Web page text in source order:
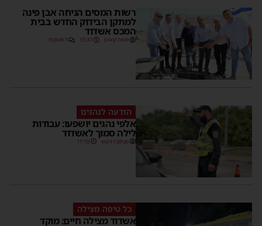
רשות המסים הניחה אבן פינה
למתקן הבידוק החדש בבית
המכס אשדוד
משה קאהן 15:37 1 תגובות
הודעה לנהגים
אלפי נהגים יושפעו: עבודות
לילה סמוך לאשדוד
מנחם דויטש 11:10
כל טיפה מצילה
אשדוד מצילה חיים: מוקד